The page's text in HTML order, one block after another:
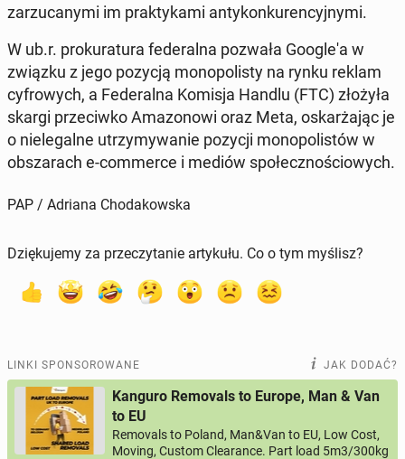
za­rzu­ca­ny­mi im prak­ty­ka­mi an­ty­kon­ku­ren­cyj­ny­mi.
W ub.r. pro­ku­ra­tu­ra fe­de­ral­na pozwała Go­ogle­'a w
związku z jego pozycją mo­no­po­li­sty na rynku reklam
cy­fro­wych, a Fe­de­ral­na Komisja Handlu (FTC) złożyła
skargi prze­ciw­ko Ama­zo­no­wi oraz Meta, oskar­ża­jąc je
o nie­le­gal­ne utrzy­my­wa­nie pozycji mo­no­po­li­stów w
ob­sza­rach e-com­mer­ce i mediów spo­łecz­no­ścio­wych.
PAP / Adriana Chodakowska
Dziękujemy za przeczytanie artykułu. Co o tym myślisz?
LINKI SPONSOROWANE JAK DODAĆ?
Kanguro Removals to Europe, Man & Van
to EU
Removals to Poland, Man&Van to EU, Low Cost,
Moving, Custom Clearance. Part load 5m3/300kg